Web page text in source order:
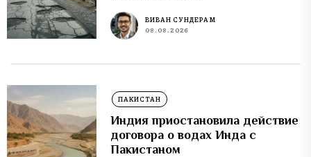
ВИВАН СУНДЕРАМ
08.08.2026
ПАКИСТАН
Индия приостановила действие
договора о водах Инда с
Пакистаном